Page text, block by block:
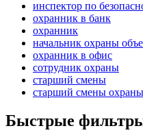
инспектор по
охранник в банк
охранник
начальник охраны
охранник в офис
сотрудник охраны
старший смены
старший смены охраны
Быстрые